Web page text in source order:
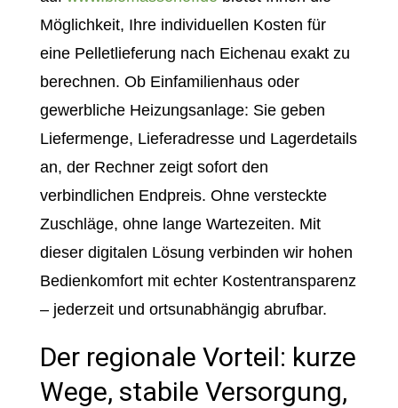
Möglichkeit, Ihre individuellen Kosten für
eine Pelletlieferung nach Eichenau exakt zu
berechnen. Ob Einfamilienhaus oder
gewerbliche Heizungsanlage: Sie geben
Liefermenge, Lieferadresse und Lagerdetails
an, der Rechner zeigt sofort den
verbindlichen Endpreis. Ohne versteckte
Zuschläge, ohne lange Wartezeiten. Mit
dieser digitalen Lösung verbinden wir hohen
Bedienkomfort mit echter Kostentransparenz
– jederzeit und ortsunabhängig abrufbar.
Der regionale Vorteil: kurze
Wege, stabile Versorgung,